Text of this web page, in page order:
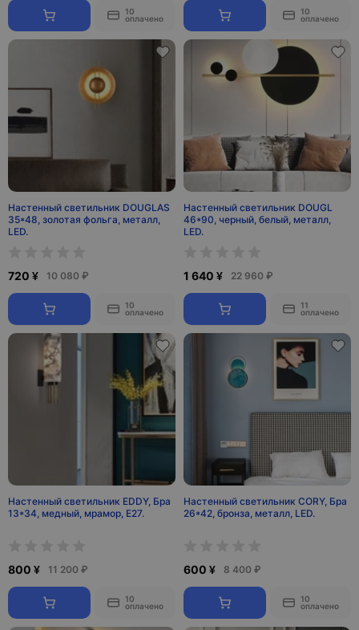
10
оплачено
10
оплачено
Настенный светильник DOUGLAS
35*48, золотая фольга, металл,
LED.
720 ¥ 10 080 ₽
10
оплачено
Настенный светильник DOUGL
46*90, черный, белый, металл,
LED.
1 640 ¥ 22 960 ₽
11
оплачено
Настенный светильник EDDY, Бра
13*34, медный, мрамор, Е27.
800 ¥ 11 200 ₽
10
оплачено
Настенный светильник CORY, Бра
26*42, бронза, металл, LED.
600 ¥ 8 400 ₽
10
оплачено